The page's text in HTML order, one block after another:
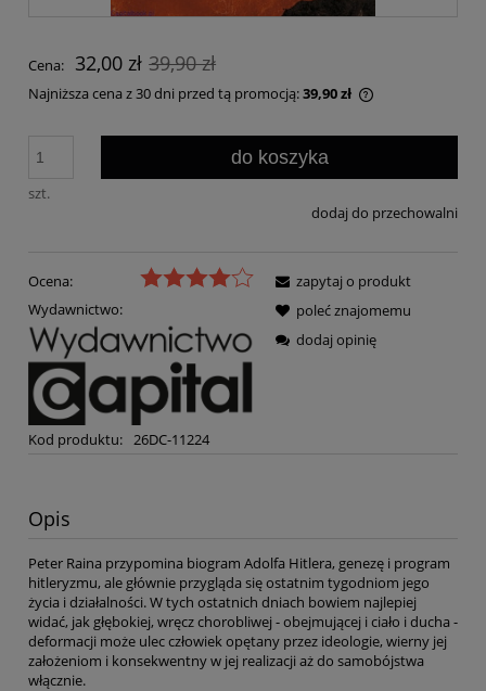
Cena: 32,00 zł 39,90 zł
Najniższa cena z 30 dni przed tą promocją:39,90 zł
30 dni,
sprzedaży.
szt.
do koszyka
dodaj do przechowalni
Ocena:
Wydawnictwo:
Kod produktu: 26DC-11224
zapytaj o produkt
poleć znajomemu
dodaj opinię
Opis
Peter Raina przypomina biogram Adolfa Hitlera, genezę i program
hitleryzmu, ale głównie przygląda się ostatnim tygodniom jego
życia i działalności. W tych ostatnich dniach bowiem najlepiej
widać, jak głębokiej, wręcz chorobliwej - obejmującej i ciało i ducha -
deformacji może ulec człowiek opętany przez ideologie, wierny jej
założeniom i konsekwentny w jej realizacji aż do samobójstwa
włącznie.